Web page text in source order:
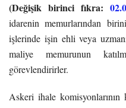
(Değişik birinci fıkra:
idarenin memurlarından
işlerinde işin ehli veya
maliye memurunun
görevlendirirler.
Askeri ihale komisyonlarının